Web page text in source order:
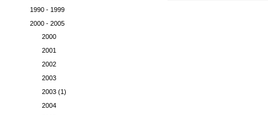
1990 - 1999
2000 - 2005
2000
2001
2002
2003
2003 (1)
2004